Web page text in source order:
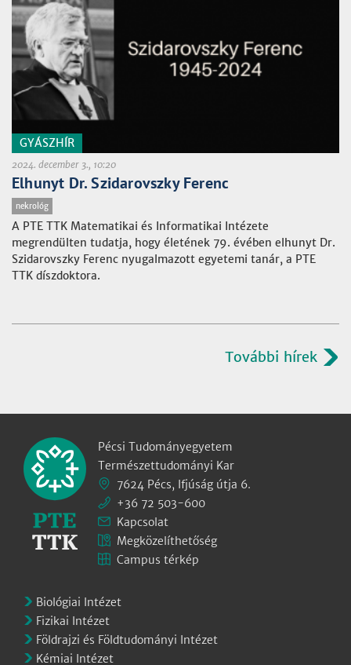
GYÁSZHÍR
2024. december 3., 10:20
Elhunyt Dr. Szidarovszky Ferenc
nekrológ
A PTE TTK Matematikai és Informatikai Intézete
megrendülten tudatja, hogy életének 79. évében elhunyt Dr.
Szidarovszky Ferenc nyugalmazott egyetemi tanár, a PTE
TTK díszdoktora.
További hírek
Pécsi Tudományegyetem
Természettudományi Kar
7624 Pécs, Ifjúság útja 6.
+36 72 503-600
Kapcsolat
Megközelíthetőség
Campus térkép
Biológiai Intézet
Fizikai Intézet
Földrajzi és Földtudományi Intézet
Kémiai Intézet